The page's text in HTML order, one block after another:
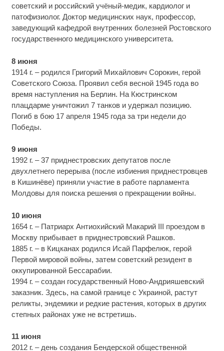
советский и российский учёный-медик, кардиолог и
патофизиолог. Доктор медицинских наук, профессор,
заведующий кафедрой внутренних болезней Ростовского
государственного медицинского университета.
8 июня
1914 г. – родился Григорий Михайлович Сорокин, герой
Советского Союза. Проявил себя весной 1945 года во
время наступления на Берлин. На Кюстринском
плацдарме уничтожил 7 танков и удержал позицию.
Погиб в бою 17 апреля 1945 года за три недели до
Победы.
9 июня
1992 г. – 37 приднестровских депутатов после
двухлетнего перерыва (после избиения приднестровцев
в Кишинёве) приняли участие в работе парламента
Молдовы для поиска решения о прекращении войны.
10 июня
1654 г. – Патриарх Антиохийский Макарий III проездом в
Москву прибывает в приднестровский Рашков.
1885 г. – в Кицканах родился Исай Парфелюк, герой
Первой мировой войны, затем советский резидент в
оккупированной Бессарабии.
1994 г. – создан государственный Ново-Андрияшевский
заказник. Здесь, на самой границе с Украиной, растут
реликты, эндемики и редкие растения, которых в других
степных районах уже не встретишь.
11 июня
2012 г. – день создания Бендерской общественной